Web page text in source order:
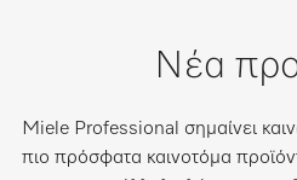
Νέα
Miele Professional σημαίνει
πιο πρόσφατα καινοτόμα